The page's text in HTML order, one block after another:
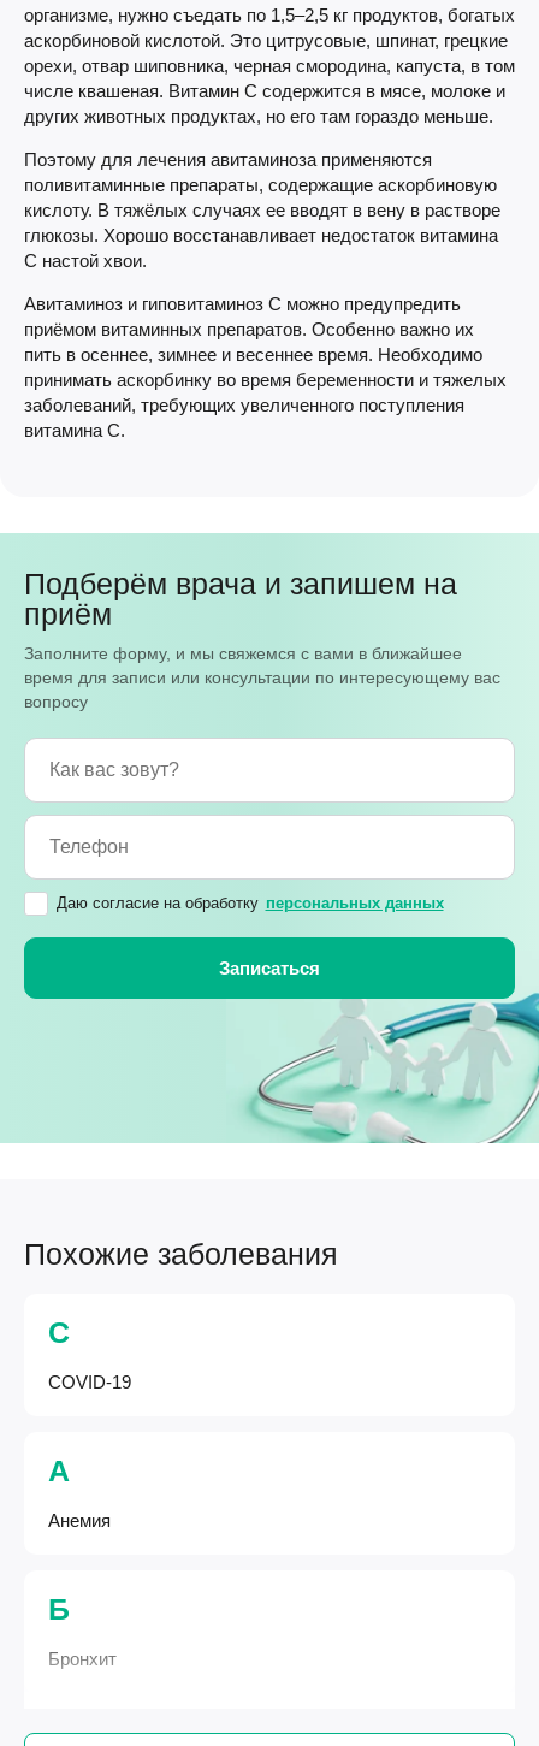
организме, нужно съедать по 1,5–2,5 кг продуктов, богатых
аскорбиновой кислотой. Это цитрусовые, шпинат, грецкие
орехи, отвар шиповника, черная смородина, капуста, в том
числе квашеная. Витамин С содержится в мясе, молоке и
других животных продуктах, но его там гораздо меньше.
Поэтому для лечения авитаминоза применяются
поливитаминные препараты, содержащие аскорбиновую
кислоту. В тяжёлых случаях ее вводят в вену в растворе
глюкозы. Хорошо восстанавливает недостаток витамина
С настой хвои.
Авитаминоз и гиповитаминоз С можно предупредить
приёмом витаминных препаратов. Особенно важно их
пить в осеннее, зимнее и весеннее время. Необходимо
принимать аскорбинку во время беременности и тяжелых
заболеваний, требующих увеличенного поступления
витамина С.
Подберём врача и запишем на
приём
Заполните форму, и мы свяжемся с вами в ближайшее
время для записи или консультации по интересующему вас
вопросу
Даю согласие на обработку персональных данных
Похожие заболевания
C
COVID-19
А
Анемия
Б
Бронхит